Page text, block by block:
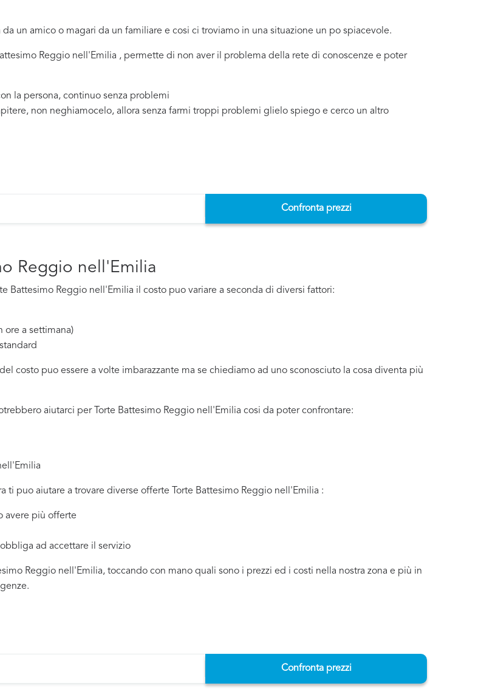
un amico o magari da un familiare e cosi ci troviamo in una situazione un po spiacevole.
Reggio nell'Emilia , permette di non aver il problema della rete di conoscenze e poter
la persona, continuo senza problemi
non neghiamocelo, allora senza farmi troppi problemi glielo spiego e cerco un altro
Confronta prezzi
Reggio nell'Emilia
Battesimo Reggio nell'Emilia il costo puo variare a seconda di diversi fattori:
ore a settimana)
costo puo essere a volte imbarazzante ma se chiediamo ad uno sconosciuto la cosa diventa più
aiutarci per Torte Battesimo Reggio nell'Emilia cosi da poter confrontare:
ti puo aiutare a trovare diverse offerte Torte Battesimo Reggio nell'Emilia :
avere più offerte
ad accettare il servizio
Reggio nell'Emilia, toccando con mano quali sono i prezzi ed i costi nella nostra zona e più in
Confronta prezzi